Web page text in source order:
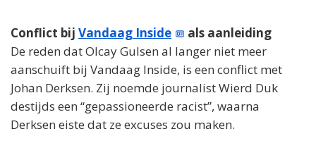
Conflict bij Vandaag Inside
als aanleiding
De reden dat Olcay Gulsen al langer niet meer
aanschuift bij Vandaag Inside, is een conflict met
Johan Derksen. Zij noemde journalist Wierd Duk
destijds een “gepassioneerde racist”, waarna
Derksen eiste dat ze excuses zou maken.